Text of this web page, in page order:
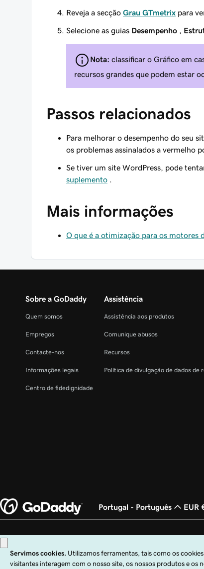
Reveja a secção Grau GTmetrix para
Selecione as guias Desempenho
Nota: classificar o Gráfico em
recursos grandes que podem estar
Passos relacionados
Para melhorar o desempenho do seu
os problemas assinalados a vermelho
Se tiver um site WordPress, pode
suplemento
Mais informações
O que é a otimização para os motores
Sobre a GoDaddy
Quem somos
Empregos
Contacte-nos
Informações legais
Centro de fidedignidade
Assistência
Assistência aos produtos
Comunique abusos
Recursos
Política de divulgação de dados de
Portugal - Português EUR
Copyright © 1999 – 2026 GoDaddy Operating Company, LLC. Todos
Operating Company, LLC nos EUA e noutros países. O logótipo "GO" é